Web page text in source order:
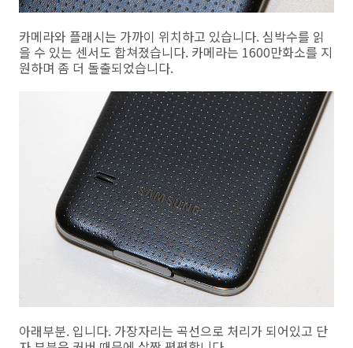
카메라와 플래시는 가까이 위치하고 있습니다. 심박수를 읽
을 수 있는 센서도 합쳐졌습니다. 카메라는 1600만화소를 지
원하며 좀 더 돌출되었습니다.
아래부분. 입니다. 가장자리는 곡선으로 처리가 되어있고 단